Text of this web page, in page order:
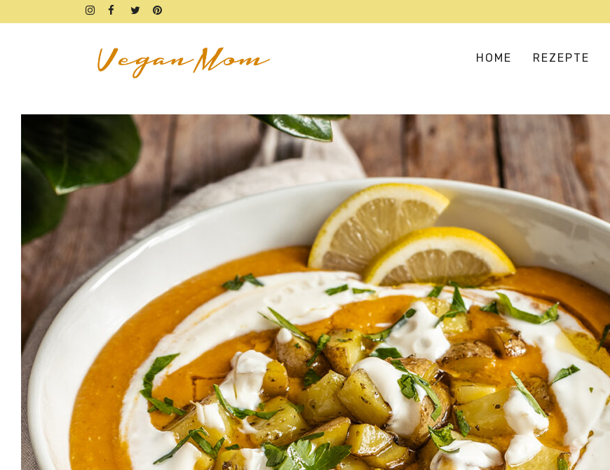
HOME REZEPTE
FRÜHSTÜCK
BROTZEIT
DIPS & AUFSTRICHE
FINGERFOOD & SNACKS
DRINKS, SHAKES & SMOOTHIE
SÜSSES
KUCHEN, TARTES & TORTEN
VEGAN BASIC
GRILLEN & PICKNICK
BEILAGEN
VANLIFE & REZEPTE
SALATE & BOWLS
BULGUR, COUSCOUS & CO
FLEISCH- UND FISCHERSATZ
GEMÜSELIEBE
VERSTECKTES GEMÜSE
PIZZA, PASTA & REIS